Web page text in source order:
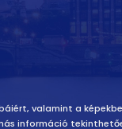
valamint a
információ